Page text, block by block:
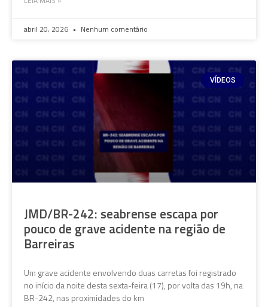
abril 20, 2026 Nenhum comentário
VÍDEOS
JMD/BR-242: seabrense escapa por
pouco de grave acidente na região de
Barreiras
Um grave acidente envolvendo duas carretas foi registrado
no início da noite desta sexta-feira (17), por volta das 19h, na
BR-242, nas proximidades do km